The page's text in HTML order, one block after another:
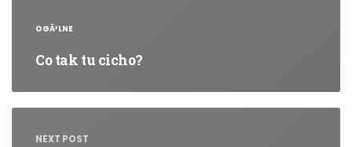
OGÃ³LNE
Co tak tu cicho?
NEXT POST